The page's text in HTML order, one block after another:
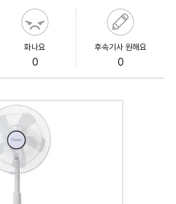
화나요
0
후속기사 원해요
0